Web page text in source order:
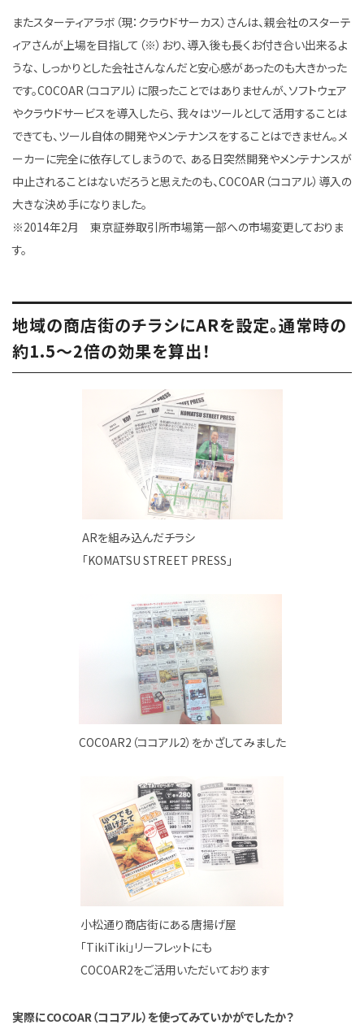
またスターティアラボ（現：クラウドサーカス）さんは、親会社のスターテ
ィアさんが上場を目指して（※）おり、導入後も長くお付き合い出来るよ
うな、 しっかりとした会社さんなんだと安心感があったのも大きかった
です。COCOAR（ココアル）に限ったことではありませんが、ソフトウェア
やクラウドサービスを導入したら、 我々はツールとして活用することは
できても、ツール自体の開発やメンテナンスをすることはできません。メ
ーカーに完全に依存してしまうので、 ある日突然開発やメンテナンスが
中止されることはないだろうと思えたのも、COCOAR（ココアル）導入の
大きな決め手になりました。
※2014年2月 東京証券取引所市場第一部への市場変更しておりま
す。
地域の商店街のチラシにARを設定。通常時の
約1.5～2倍の効果を算出！
ARを組み込んだチラシ
「KOMATSU STREET PRESS」
COCOAR2（ココアル2）をかざしてみました
小松通り商店街にある唐揚げ屋
「TikiTiki」リーフレットにも
COCOAR2をご活用いただいております
実際にCOCOAR（ココアル）を使ってみていかがでしたか？